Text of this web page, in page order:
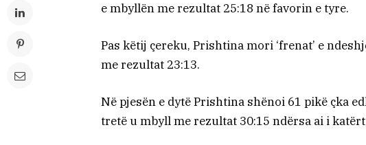
e mbyllën me rezultat 25:18 në favorin e tyre.
Pas këtij çereku, Prishtina mori ‘frenat’ e
me rezultat 23:13.
Në pjesën e dytë Prishtina shënoi 61 pikë çka
tretë u mbyll me rezultat 30:15 ndërsa ai i